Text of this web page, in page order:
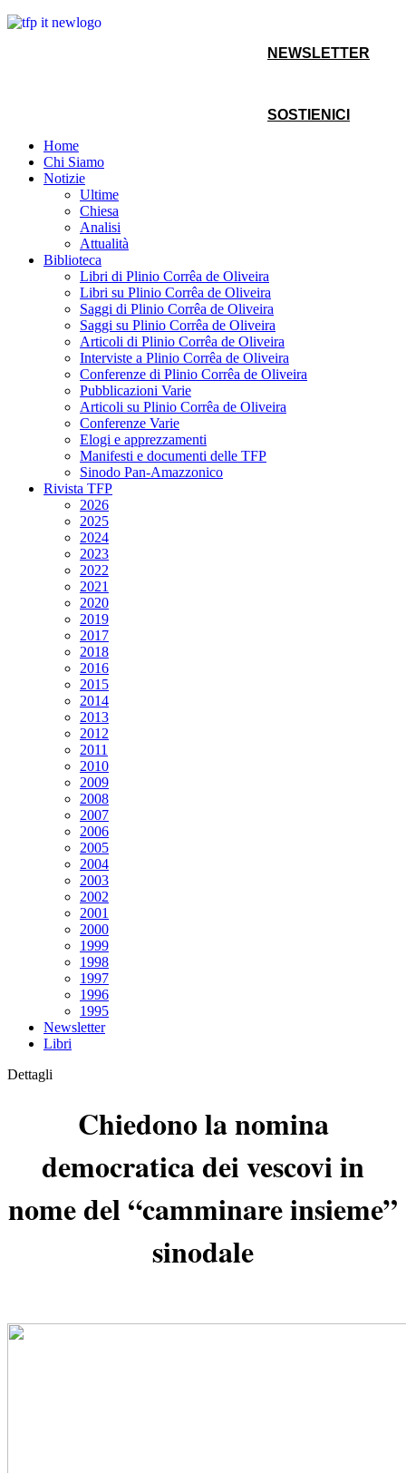
NEWSLETTER
SOSTIENICI
Home
Chi Siamo
Notizie
Ultime
Chiesa
Analisi
Attualità
Biblioteca
Libri di Plinio Corrêa de Oliveira
Libri su Plinio Corrêa de Oliveira
Saggi di Plinio Corrêa de Oliveira
Saggi su Plinio Corrêa de Oliveira
Articoli di Plinio Corrêa de Oliveira
Interviste a Plinio Corrêa de Oliveira
Conferenze di Plinio Corrêa de Oliveira
Pubblicazioni Varie
Articoli su Plinio Corrêa de Oliveira
Conferenze Varie
Elogi e apprezzamenti
Manifesti e documenti delle TFP
Sinodo Pan-Amazzonico
Rivista TFP
2026
2025
2024
2023
2022
2021
2020
2019
2017
2018
2016
2015
2014
2013
2012
2011
2010
2009
2008
2007
2006
2005
2004
2003
2002
2001
2000
1999
1998
1997
1996
1995
Newsletter
Libri
Dettagli
Chiedono la nomina
democratica dei vescovi in
nome del “camminare insieme”
sinodale